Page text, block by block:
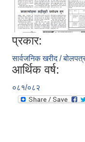
प्रकार:
सार्वजनिक खरीद /
आर्थिक वर्ष:
०८१/०८२